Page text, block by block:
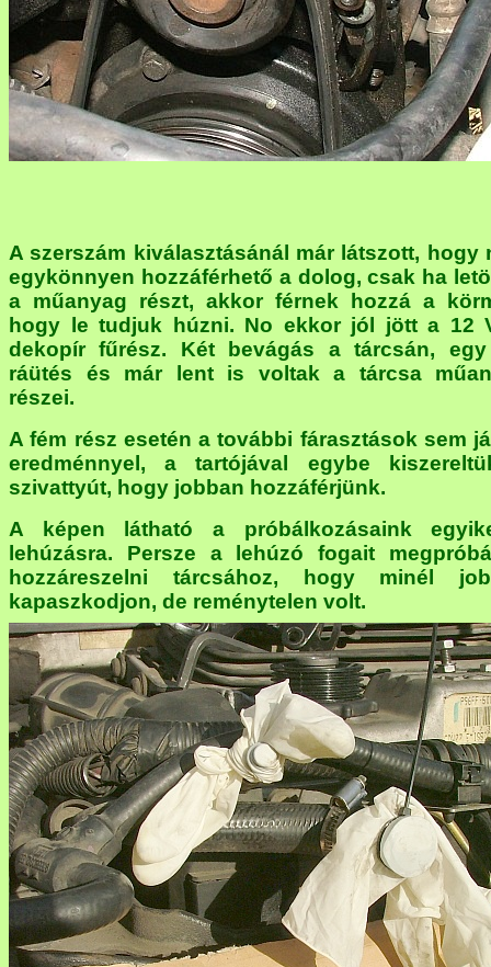
A szerszám kiválasztásánál már látszott, hogy
egykönnyen hozzáférhető a dolog, csak ha
a műanyag részt, akkor férnek hozzá a
hogy le tudjuk húzni. No ekkor jól jött a 12
dekopír fűrész. Két bevágás a tárcsán,
ráütés és már lent is voltak a tárcsa
részei.
A fém rész esetén a további fárasztások sem
eredménnyel, a tartójával egybe
szivattyút, hogy jobban hozzáférjünk.
A képen látható a próbálkozásaink
lehúzásra. Persze a lehúzó fogait
hozzáreszelni tárcsához, hogy minél
kapaszkodjon, de reménytelen volt.